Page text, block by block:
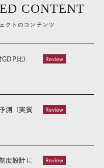
CONTENT
クトのコンテンツ
Review
比）
Review
測（実質
Review
度設計に